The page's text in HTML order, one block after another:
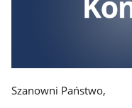
Szanowni Państwo,